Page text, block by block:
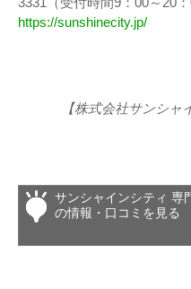
https://sunshinecity.jp/
【株式会社サンシャ
サンシャインシティ 専
の情報・口コミを見る